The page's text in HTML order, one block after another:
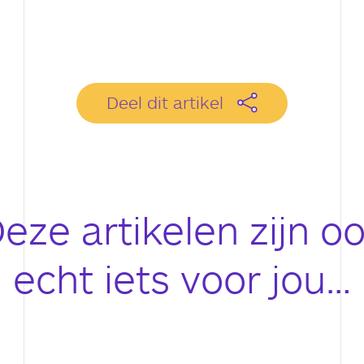
Deel dit artikel
artikelen zijn
echt iets voor jou…